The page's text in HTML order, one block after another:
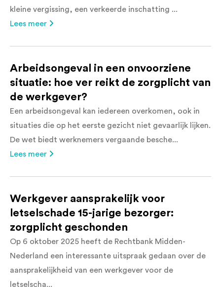
kleine vergissing, een verkeerde inschatting ...
Lees meer
Arbeidsongeval in een onvoorziene
situatie: hoe ver reikt de zorgplicht van
de werkgever?
Een arbeidsongeval kan iedereen overkomen, ook in
situaties die op het eerste gezicht niet gevaarlijk lijken.
De wet biedt werknemers vergaande besche...
Lees meer
Werkgever aansprakelijk voor
letselschade 15-jarige bezorger:
zorgplicht geschonden
Op 6 oktober 2025 heeft de Rechtbank Midden-
Nederland een interessante uitspraak gedaan over de
aansprakelijkheid van een werkgever voor de
letselscha...